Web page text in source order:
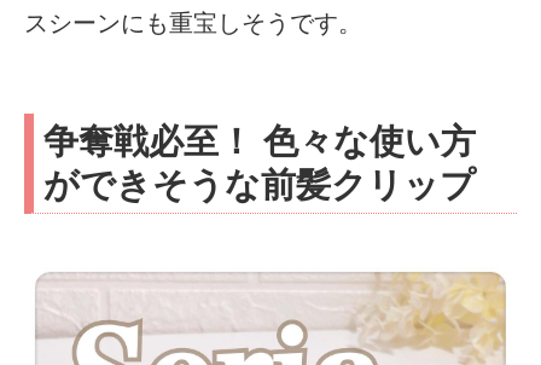
スシーンにも重宝しそうです。
争奪戦必至！ 色々な使い方
ができそうな前髪クリップ